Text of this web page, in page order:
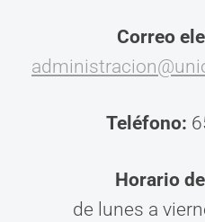
Correo
Teléfono:
Horario
de lunes a